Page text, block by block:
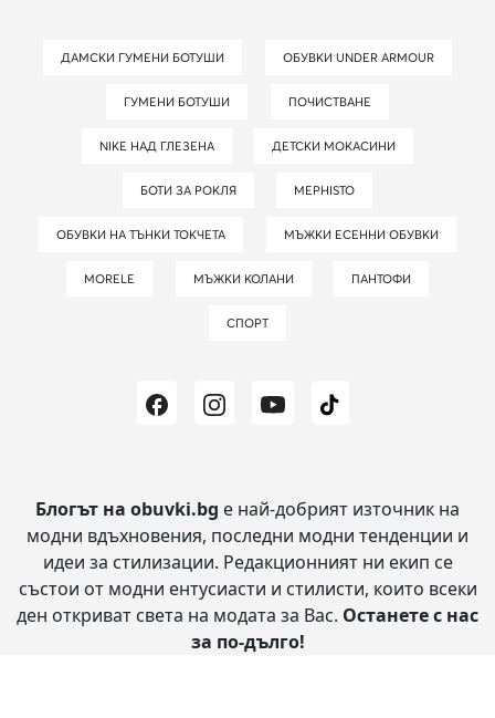
ДАМСКИ ГУМЕНИ БОТУШИ ОБУВКИ UNDER ARMOUR
ГУМЕНИ БОТУШИ ПОЧИСТВАНЕ
NIKE НАД ГЛЕЗЕНА ДЕТСКИ МОКАСИНИ
БОТИ ЗА РОКЛЯ MEPHISTO
ОБУВКИ НА ТЪНКИ ТОКЧЕТА МЪЖКИ ЕСЕННИ ОБУВКИ
MORELE МЪЖКИ КОЛАНИ ПАНТОФИ
СПОРТ
Блогът на obuvki.bg е най-добрият източник на
модни вдъхновения, последни модни тенденции и
идеи за стилизации. Редакционният ни екип се
състои от модни ентусиасти и стилисти, които всеки
ден откриват света на модата за Вас. Останете с нас
за по-дълго!